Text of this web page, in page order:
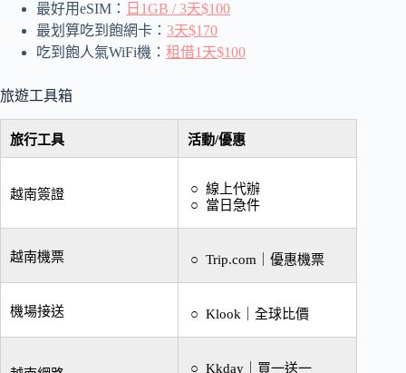
最好用eSIM：
日1GB / 3天$100
最划算吃到飽網卡： 3天$170
吃到飽人氣WiFi機： 租借1天$100
旅遊工具箱
旅行工具 活動/優惠
越南簽證
線上代辦
當日急件
越南機票 Trip.com｜ 優惠機票
機場接送 Klook｜ 全球比價
Kkday｜ 買一送一